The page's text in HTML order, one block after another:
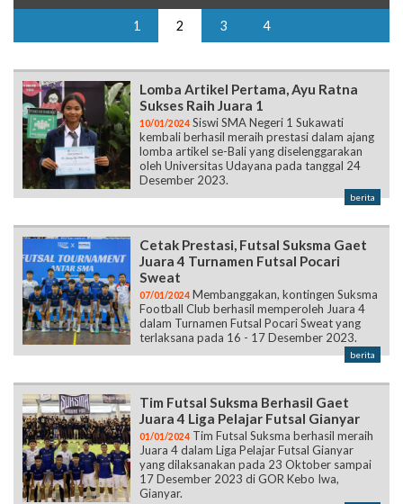
1 2 3 4
Lomba Artikel Pertama, Ayu Ratna
Sukses Raih Juara 1
10/01/2024 Siswi SMA Negeri 1 Sukawati
kembali berhasil meraih prestasi dalam ajang
lomba artikel se-Bali yang diselenggarakan
oleh Universitas Udayana pada tanggal 24
Desember 2023.
berita
Cetak Prestasi, Futsal Suksma Gaet
Juara 4 Turnamen Futsal Pocari
Sweat
07/01/2024 Membanggakan, kontingen Suksma
Football Club berhasil memperoleh Juara 4
dalam Turnamen Futsal Pocari Sweat yang
terlaksana pada 16 - 17 Desember 2023.
berita
Tim Futsal Suksma Berhasil Gaet
Juara 4 Liga Pelajar Futsal Gianyar
01/01/2024 Tim Futsal Suksma berhasil meraih
Juara 4 dalam Liga Pelajar Futsal Gianyar
yang dilaksanakan pada 23 Oktober sampai
17 Desember 2023 di GOR Kebo Iwa,
Gianyar.